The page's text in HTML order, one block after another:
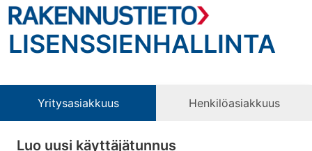
LISENSSIENHALLINTA
Yritysasiakkuus Henkilöasiakkuus
Luo uusi käyttäjätunnus